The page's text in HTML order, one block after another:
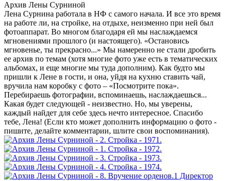
Архив Лены Сурниной
Лена Сурнина работала в НФ с самого начала. И все это время
на работе ли, на стройке, на отдыхе, неизменно при ней был
фотоаппарат. Во многом благодаря ей мы наслаждаемся
мгновениями прошлого (и настоящего). «Остановись
мгновенье, ты прекрасно...» Мы намеренно не стали дробить
ее архив по темам (хотя многие фото уже есть в тематических
альбомах, и еще многие мы туда дополним). Как будто мы
пришли к Лене в гости, и она, уйдя на кухню ставить чай,
вручила нам коробку с фото – «Посмотрите пока».
Перебираешь фотографии, вспоминаешь, наслаждаешься...
Какая будет следующей - неизвестно. Но, мы уверены,
каждый найдет для себе здесь нечто интересное. Спасибо
тебе, Лена! (Если кто может дополнить информацию о фото -
пишите, делайте комментарии, шлите свои воспоминания).